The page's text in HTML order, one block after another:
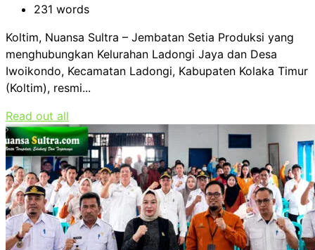
231 words
Koltim, Nuansa Sultra – Jembatan Setia Produksi yang
menghubungkan Kelurahan Ladongi Jaya dan Desa
Iwoikondo, Kecamatan Ladongi, Kabupaten Kolaka Timur
(Koltim), resmi...
Read out all